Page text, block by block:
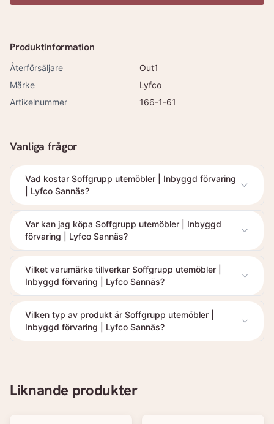
Produktinformation
Återförsäljare
Out1
Märke
Lyfco
Artikelnummer
166-1-61
Vanliga frågor
Vad kostar Soffgrupp utemöbler | Inbyggd förvaring
| Lyfco Sannäs?
Var kan jag köpa Soffgrupp utemöbler | Inbyggd
förvaring | Lyfco Sannäs?
Vilket varumärke tillverkar Soffgrupp utemöbler |
Inbyggd förvaring | Lyfco Sannäs?
Vilken typ av produkt är Soffgrupp utemöbler |
Inbyggd förvaring | Lyfco Sannäs?
Liknande produkter